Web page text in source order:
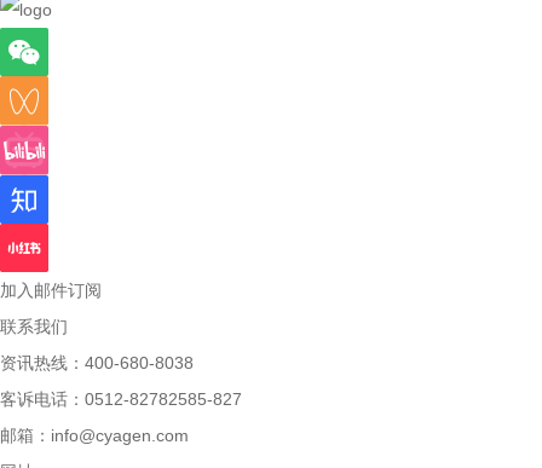
加入邮件订阅
联系我们
资讯热线：400-680-8038
客诉电话：0512-82782585-827
邮箱： info@cyagen.com